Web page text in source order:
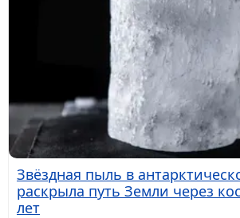
Звёздная пыль в
раскрыла путь Земли через
лет